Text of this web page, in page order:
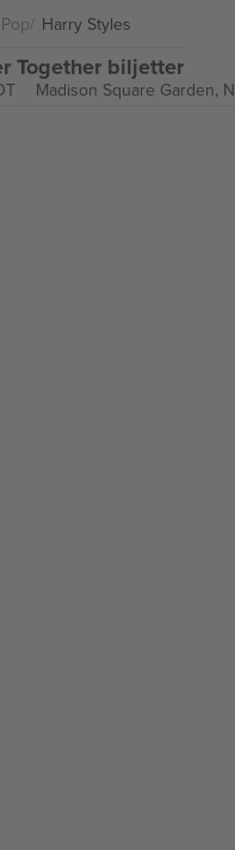
Pop Harry Styles
Together biljetter
Madison Square Garden,